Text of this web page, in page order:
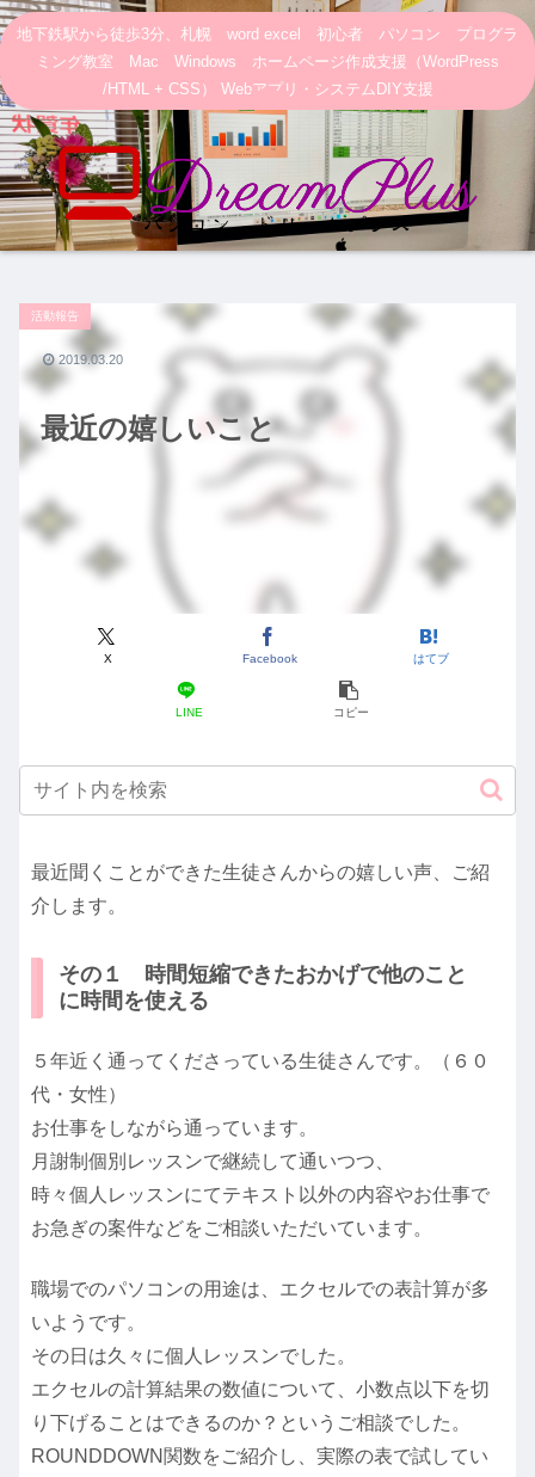
地下鉄駅から徒歩3分、札幌 word excel 初心者 パソコン プログラ
ミング教室 Mac Windows ホームページ作成支援（WordPress
/HTML + CSS） Webアプリ・システムDIY支援
最近の嬉しいこと
活動報告
X Facebook はてブ
LINE コピー
2019.03.20
最近聞くことができた生徒さんからの嬉しい声、ご紹
介します。
その１ 時間短縮できたおかげで他のこと
に時間を使える
５年近く通ってくださっている生徒さんです。（６０
代・女性）
お仕事をしながら通っています。
月謝制個別レッスンで継続して通いつつ、
時々個人レッスンにてテキスト以外の内容やお仕事で
お急ぎの案件などをご相談いただいています。
職場でのパソコンの用途は、エクセルでの表計算が多
いようです。
その日は久々に個人レッスンでした。
エクセルの計算結果の数値について、小数点以下を切
り下げることはできるのか？というご相談でした。
ROUNDDOWN関数をご紹介し、実際の表で試してい